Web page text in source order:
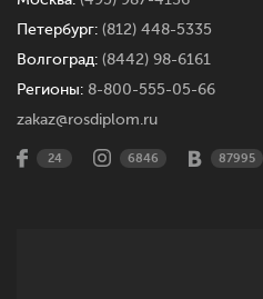
Петербург: (812) 448-5335
Волгоград: (8442) 98-6161
Регионы: 8-800-555-05-66
zakaz@rosdiplom.ru
24 6846 87995